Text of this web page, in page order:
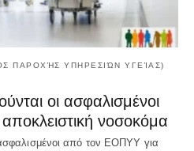
ΠΑΡΟΧΉΣ ΥΠΗΡΕΣΙΏΝ ΥΓΕΊΑΣ)
οι ασφαλισμένοι
νοσοκόμα
από τον ΕΟΠΥΥ για